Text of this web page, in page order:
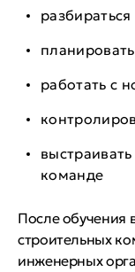
работать с
команде
После обучения
строительных
инженерных